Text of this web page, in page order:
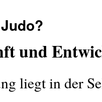
und
liegt in der